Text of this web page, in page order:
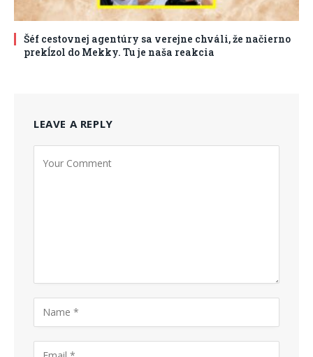
Šéf cestovnej agentúry sa verejne chváli, že načierno
prekĺzol do Mekky. Tu je naša reakcia
LEAVE A REPLY